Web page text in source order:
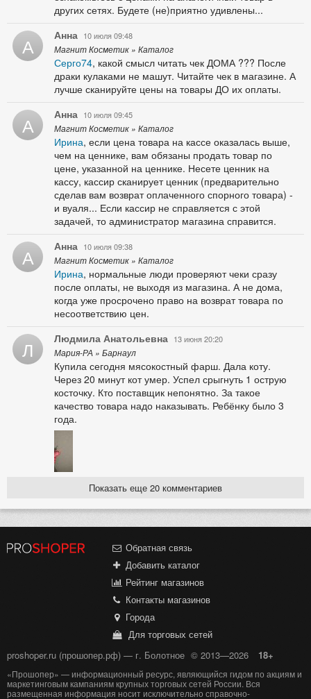
других сетях. Будете (не)приятно удивлены...
А Анна 10 июля 09:48
Магнит Косметик » Каталог
Серго74, какой смысл читать чек ДОМА ??? После
драки кулаками не машут. Читайте чек в магазине. А
лучше сканируйте цены на товары ДО их оплаты.
А Анна 10 июля 09:45
Магнит Косметик » Каталог
Ирина, если цена товара на кассе оказалась выше,
чем на ценнике, вам обязаны продать товар по
цене, указанной на ценнике. Несете ценник на
кассу, кассир сканирует ценник (предварительно
сделав вам возврат оплаченного спорного товара) -
и вуаля... Если кассир не справляется с этой
задачей, то администратор магазина справится.
А Анна 10 июля 09:38
Магнит Косметик » Каталог
Ирина, нормальные люди проверяют чеки сразу
после оплаты, не выходя из магазина. А не дома,
когда уже просрочено право на возврат товара по
несоответствию цен.
Л Людмила Анатольевна 13 июня 20:20
Мария-РА » Барнаул
Купила сегодня мясокостный фарш. Дала коту.
Через 20 минут кот умер. Успел срыгнуть 1 острую
косточку. Кто поставщик непонятно. За такое
качество товара надо наказывать. Ребёнку было 3
года.
Показать еще 20 комментариев
Обратная связь
Добавить каталог
Рейтинг магазинов
Контакты магазинов
Города
Для торговых сетей
proshoper.ru (прошопер.рф) — г. Болотное © 2013—2026 18+
«Прошопер» — информационный ресурс, являющийся гидом по акциям и
маркетинговым кампаниям крупных торговых сетей России. Вся
размещенная информация носит исключительно справочно-